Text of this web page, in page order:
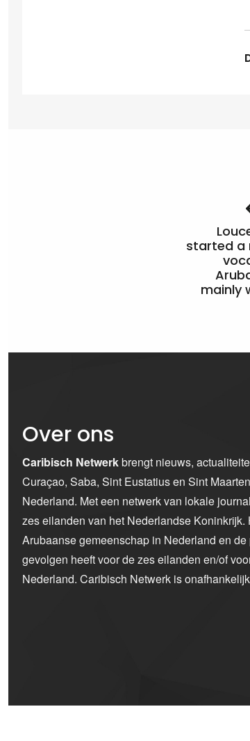
started a
mainly
Over ons
Caribisch Netwerkbrengt nieuws,
Curaçao, Saba, Sint Eustatius en Sint
Nederland. Met een netwerk van lokale
zes eilanden van het Nederlandse
Arubaanse gemeenschap in Nederland en
gevolgen heeft voor de zes eilanden en/of
Nederland. Caribisch Netwerk is